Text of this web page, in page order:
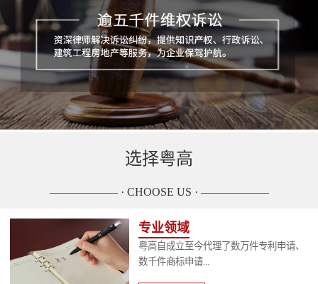
选择粤高
—————— · CHOOSE US · ——————
专业领域
粤高自成立至今代理了数万件专利申请、
数千件商标申请...